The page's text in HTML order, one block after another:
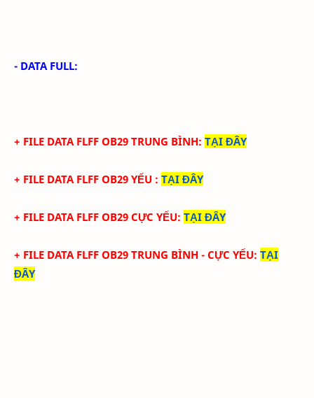
- DATA FULL:
+ FILE DATAFLFF OB29 TRUNG BÌNH: TẠI ĐÂY
+ FILE DATAFLFF OB29 YẾU : TẠI ĐÂY
+ FILE DATAFLFF OB29 CỰC YẾU: TẠI ĐÂY
+ FILE DATAFLFF OB29 TRUNG BÌNH - CỰC YẾU: TẠI
ĐÂY